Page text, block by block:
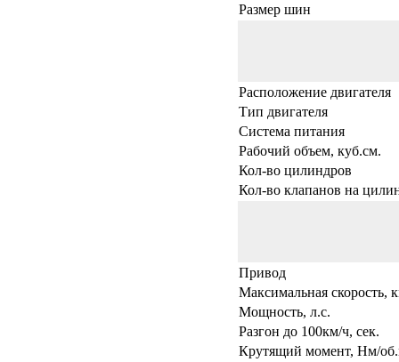
Размер шин
Расположение двигателя
Тип двигателя
Система питания
Рабочий объем, куб.см.
Кол-во цилиндров
Кол-во клапанов на
Привод
Максимальная скорость,
Мощность, л.с.
Разгон до 100км/ч, сек.
Крутящий момент, Нм/